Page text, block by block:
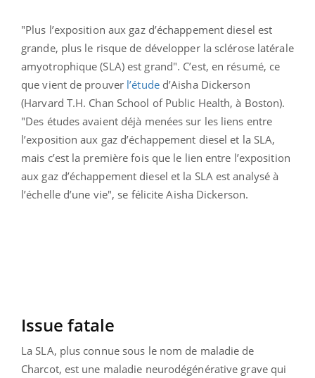
"Plus l’exposition aux gaz d’échappement diesel est
grande, plus le risque de développer la sclérose latérale
amyotrophique (SLA) est grand". C’est, en résumé, ce
que vient de prouver l’étuded’Aisha Dickerson
(Harvard T.H. Chan School of Public Health, à Boston).
"Des études avaient déjà menées sur les liens entre
l’exposition aux gaz d’échappement diesel et la SLA,
mais c’est la première fois que le lien entre l’exposition
aux gaz d’échappement diesel et la SLA est analysé à
l’échelle d’une vie", se félicite Aisha Dickerson.
Issue fatale
La SLA, plus connue sous le nom de maladie de
Charcot, est une maladie neurodégénérative grave qui